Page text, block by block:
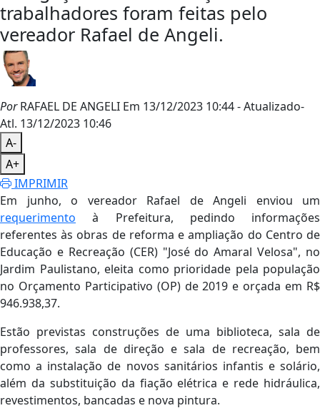
trabalhadores foram feitas pelo
vereador Rafael de Angeli.
PorRAFAEL DE ANGELI Em 13/12/2023 10:44- Atualizado-
Atl. 13/12/2023 10:46
A-
A+
IMPRIMIR
Em junho, o vereador Rafael de Angeli enviou um
requerimento à Prefeitura, pedindo informações
referentes às obras de reforma e ampliação do Centro de
Educação e Recreação (CER) "José do Amaral Velosa", no
Jardim Paulistano, eleita como prioridade pela população
no Orçamento Participativo (OP) de 2019 e orçada em R$
946.938,37.
Estão previstas construções de uma biblioteca, sala de
professores, sala de direção e sala de recreação, bem
como a instalação de novos sanitários infantis e solário,
além da substituição da fiação elétrica e rede hidráulica,
revestimentos, bancadas e nova pintura.